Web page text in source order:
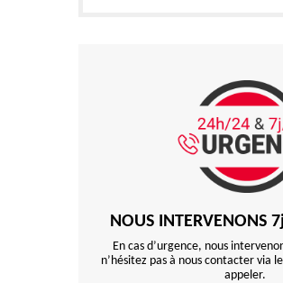
NOUS
En cas d’urgence, nous
n’hésitez pas à nous contacter via
appeler.